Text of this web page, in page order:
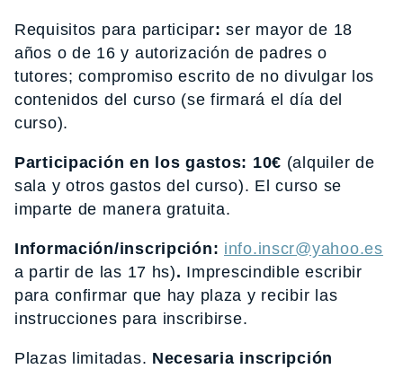
Requisitos para participar: ser mayor de 18
años o de 16 y autorización de padres o
tutores; compromiso escrito de no divulgar los
contenidos del curso (se firmará el día del
curso).
Participación en los gastos: 10€ (alquiler de
sala y otros gastos del curso). El curso se
imparte de manera gratuita.
Información/inscripción: info.inscr@yahoo.es
a partir de las 17 hs). Imprescindible escribir
para confirmar que hay plaza y recibir las
instrucciones para inscribirse.
Plazas limitadas. Necesaria inscripción